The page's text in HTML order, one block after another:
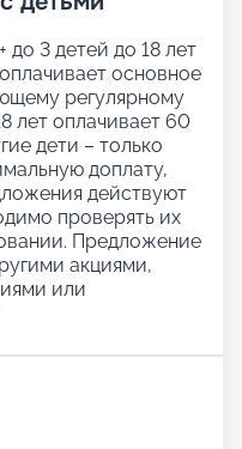
до 3 детей до 18 лет
основное
регулярному
лет оплачивает 60
дети – только
доплату,
действуют
проверять их
Предложение
акциями,
или